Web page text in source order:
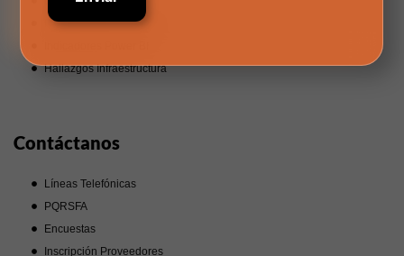
Requerimientos Internos
Hallazgos Infraestructura
Contáctanos
Líneas Telefónicas
PQRSFA
Encuestas
Inscripción Proveedores